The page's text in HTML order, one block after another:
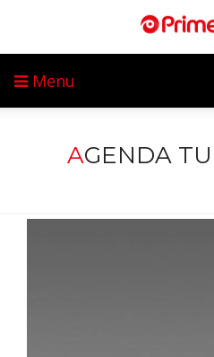
Menu
AGENDA